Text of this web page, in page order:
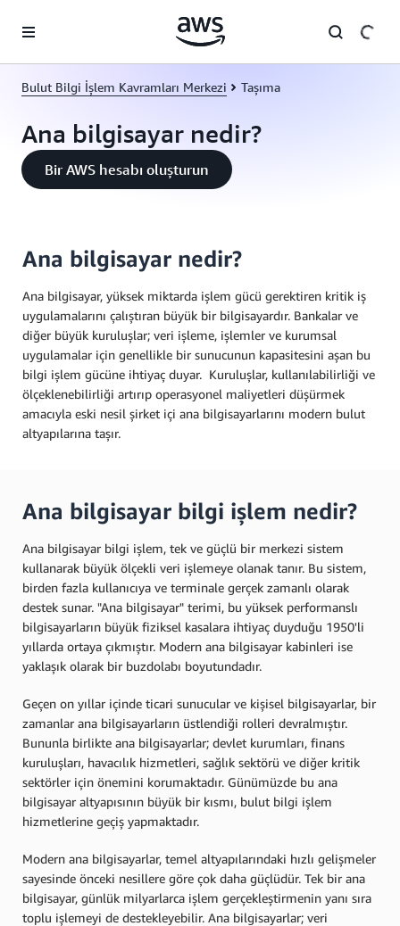
Bulut Bilgi İşlem Kavramları Merkezi Taşıma
Ana bilgisayar nedir?
Bir AWS hesabı oluşturun
Ana bilgisayar nedir?
Ana bilgisayar, yüksek miktarda işlem gücü gerektiren kritik iş
uygulamalarını çalıştıran büyük bir bilgisayardır. Bankalar ve
diğer büyük kuruluşlar; veri işleme, işlemler ve kurumsal
uygulamalar için genellikle bir sunucunun kapasitesini aşan bu
bilgi işlem gücüne ihtiyaç duyar. Kuruluşlar, kullanılabilirliği ve
ölçeklenebilirliği artırıp operasyonel maliyetleri düşürmek
amacıyla eski nesil şirket içi ana bilgisayarlarını modern bulut
altyapılarına taşır.
Ana bilgisayar bilgi işlem nedir?
Ana bilgisayar bilgi işlem, tek ve güçlü bir merkezi sistem
kullanarak büyük ölçekli veri işlemeye olanak tanır. Bu sistem,
birden fazla kullanıcıya ve terminale gerçek zamanlı olarak
destek sunar. "Ana bilgisayar" terimi, bu yüksek performanslı
bilgisayarların büyük fiziksel kasalara ihtiyaç duyduğu 1950'li
yıllarda ortaya çıkmıştır. Modern ana bilgisayar kabinleri ise
yaklaşık olarak bir buzdolabı boyutundadır.
Geçen on yıllar içinde ticari sunucular ve kişisel bilgisayarlar, bir
zamanlar ana bilgisayarların üstlendiği rolleri devralmıştır.
Bununla birlikte ana bilgisayarlar; devlet kurumları, finans
kuruluşları, havacılık hizmetleri, sağlık sektörü ve diğer kritik
sektörler için önemini korumaktadır. Günümüzde bu ana
bilgisayar altyapısının büyük bir kısmı, bulut bilgi işlem
hizmetlerine geçiş yapmaktadır.
Modern ana bilgisayarlar, temel altyapılarındaki hızlı gelişmeler
sayesinde önceki nesillere göre çok daha güçlüdür. Tek bir ana
bilgisayar, günlük milyarlarca işlem gerçekleştirmenin yanı sıra
toplu işlemeyi de destekleyebilir. Ana bilgisayarlar; veri